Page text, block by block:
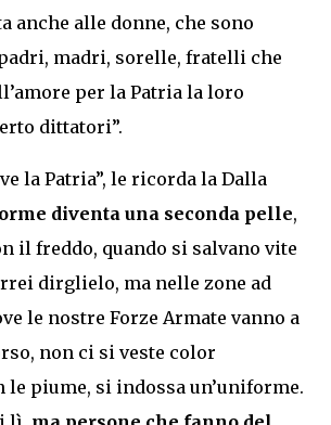
anche alle donne, che sono
madri, sorelle, fratelli che
per la Patria la loro
dittatori”.
la Patria”, le ricorda la Dalla
diventa una seconda pelle,
il freddo, quando si salvano vite
dirglielo, ma nelle zone ad
le nostre Forze Armate vanno a
non ci si veste color
le piume, si indossa un’uniforme.